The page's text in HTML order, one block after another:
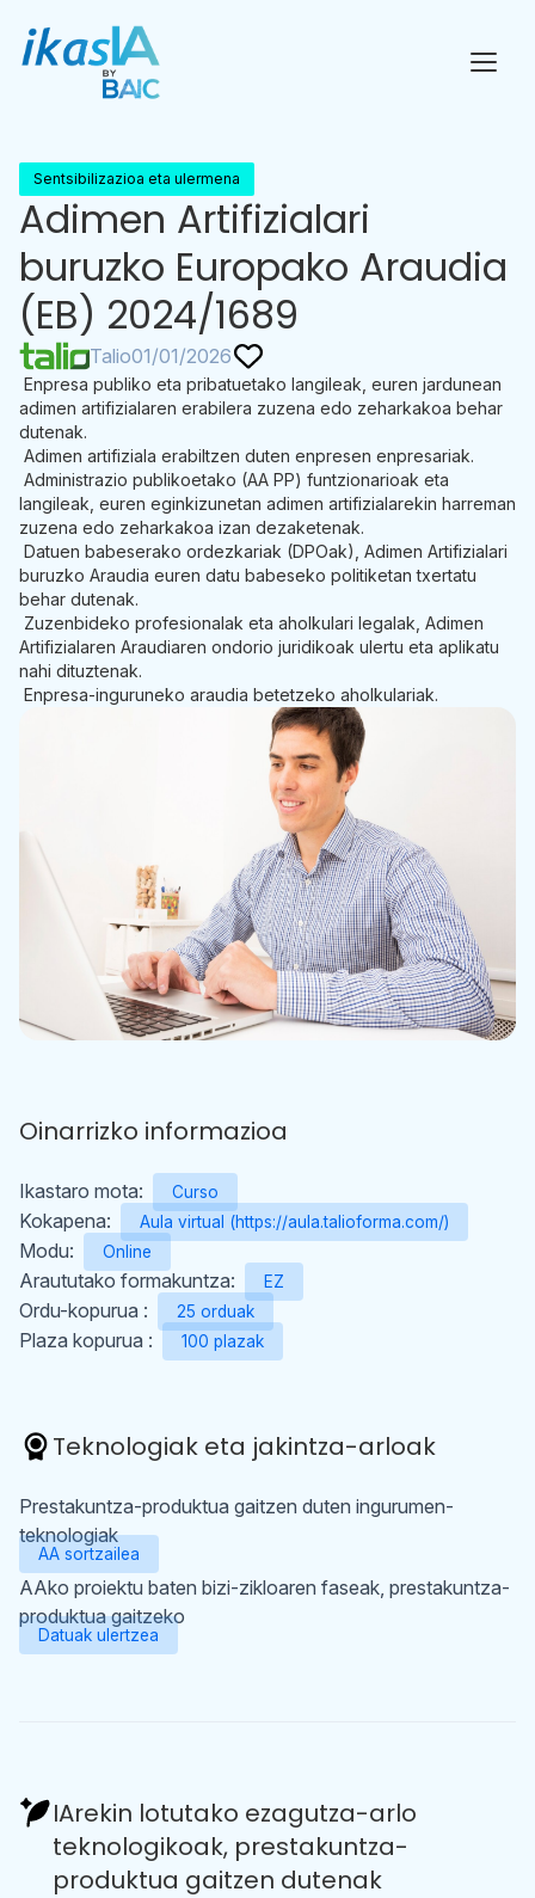
Sentsibilizazioa eta ulermena
Adimen Artifizialari
buruzko Europako Araudia
(EB) 2024/1689
Talio01/01/2026
Enpresa publiko eta pribatuetako langileak, euren jardunean
adimen artifizialaren erabilera zuzena edo zeharkakoa behar
dutenak.
Adimen artifiziala erabiltzen duten enpresen enpresariak.
Administrazio publikoetako (AA PP) funtzionarioak eta
langileak, euren eginkizunetan adimen artifizialarekin harreman
zuzena edo zeharkakoa izan dezaketenak.
Datuen babeserako ordezkariak (DPOak), Adimen Artifizialari
buruzko Araudia euren datu babeseko politiketan txertatu
behar dutenak.
Zuzenbideko profesionalak eta aholkulari legalak, Adimen
Artifizialaren Araudiaren ondorio juridikoak ulertu eta aplikatu
nahi dituztenak.
Enpresa-inguruneko araudia betetzeko aholkulariak.
Oinarrizko informazioa
Ikastaro mota: Curso
Kokapena: Aula virtual (https://aula.talioforma.com/)
Modu: Online
Araututako formakuntza: EZ
Ordu-kopurua : 25 orduak
Plaza kopurua : 100 plazak
Teknologiak eta jakintza-arloak
Prestakuntza-produktua gaitzen duten ingurumen-
teknologiak
AA sortzailea
AAko proiektu baten bizi-zikloaren faseak, prestakuntza-
produktua gaitzeko
Datuak ulertzea
IArekin lotutako ezagutza-arlo
teknologikoak, prestakuntza-
produktua gaitzen dutenak